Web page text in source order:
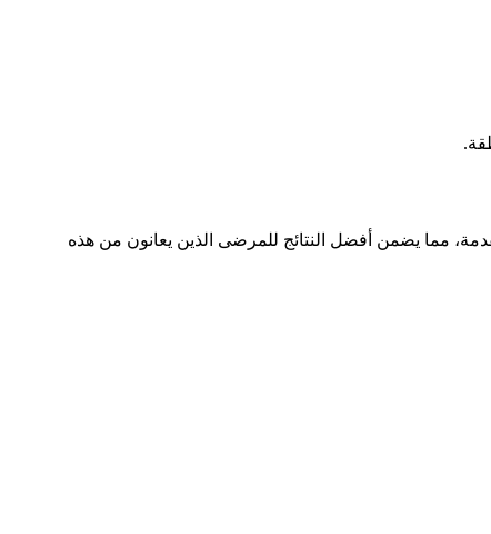
مما يضمن أفضل النتائج للمرضى الذين يعانون من هذه